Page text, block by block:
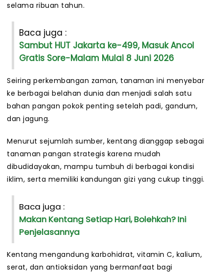
selama ribuan tahun.
Baca juga :
Sambut HUT Jakarta ke-499, Masuk Ancol
Gratis Sore-Malam Mulai 8 Juni 2026
Seiring perkembangan zaman, tanaman ini menyebar
ke berbagai belahan dunia dan menjadi salah satu
bahan pangan pokok penting setelah padi, gandum,
dan jagung.
Menurut sejumlah sumber, kentang dianggap sebagai
tanaman pangan strategis karena mudah
dibudidayakan, mampu tumbuh di berbagai kondisi
iklim, serta memiliki kandungan gizi yang cukup tinggi.
Baca juga :
Makan Kentang Setiap Hari, Bolehkah? Ini
Penjelasannya
Kentang mengandung karbohidrat, vitamin C, kalium,
serat, dan antioksidan yang bermanfaat bagi